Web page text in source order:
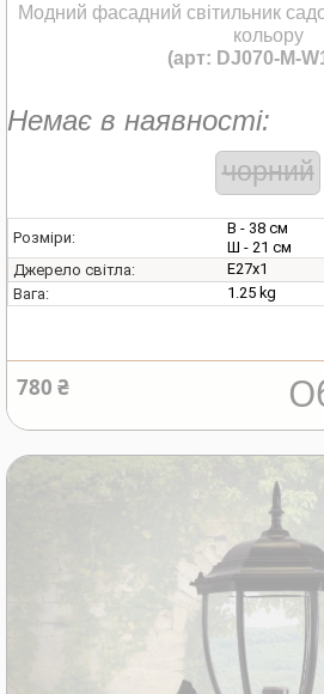
Модний фасадний світильник
кольору
(арт: DJ070-M-
Немає в наявності:
чорний
Розміри:
В - 38 см
Ш - 21 см
Джерело світла:
E27х1
Вага:
1.25 kg
780 ₴